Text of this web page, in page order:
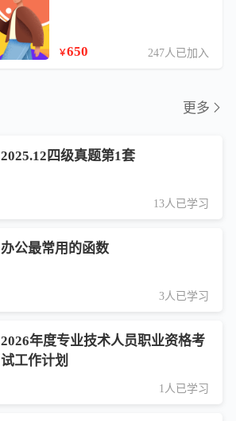
￥650 247人已加入
更多
2025.12四级真题第1套
13人已学习
办公最常用的函数
3人已学习
2026年度专业技术人员职业资格考
试工作计划
1人已学习